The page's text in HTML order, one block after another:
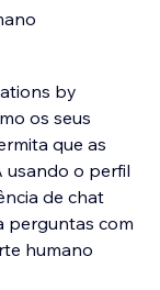
by
os seus
que as
usando o perfil
de chat
perguntas com
humano